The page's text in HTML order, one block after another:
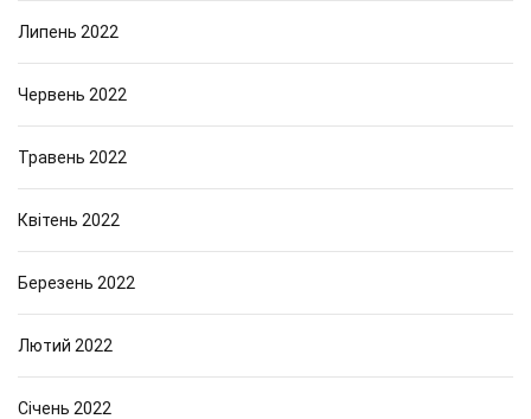
Липень 2022
Червень 2022
Травень 2022
Квітень 2022
Березень 2022
Лютий 2022
Січень 2022